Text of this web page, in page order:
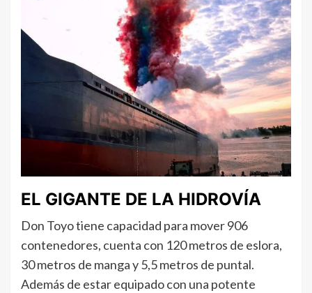
EL GIGANTE DE LA HIDROVÍA
Don Toyo tiene capacidad para mover 906
contenedores, cuenta con 120 metros de eslora,
30 metros de manga y 5,5 metros de puntal.
Además de estar equipado con una potente